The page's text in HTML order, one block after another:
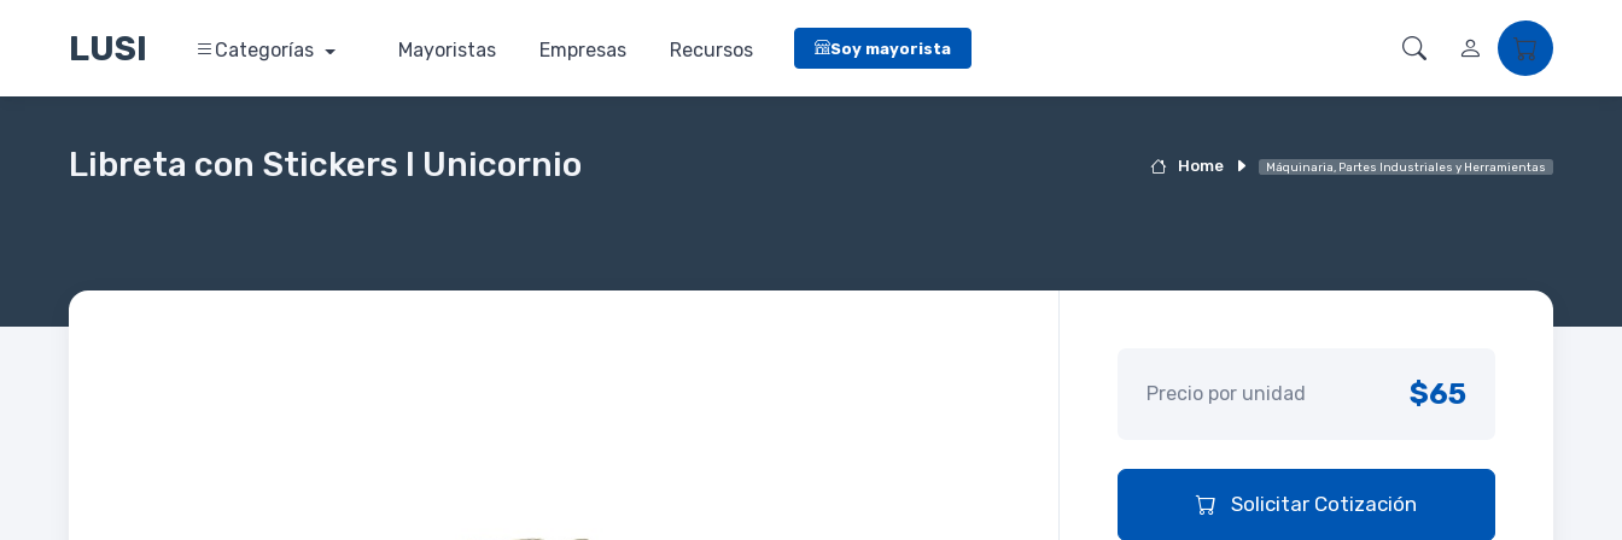
LUSI Categorías Mayoristas Empresas Recursos Soy mayorista
Home Máquinaria, Partes Industriales y Herramientas
Libreta con Stickers I Unicornio
Precio por unidad $65
Solicitar Cotización